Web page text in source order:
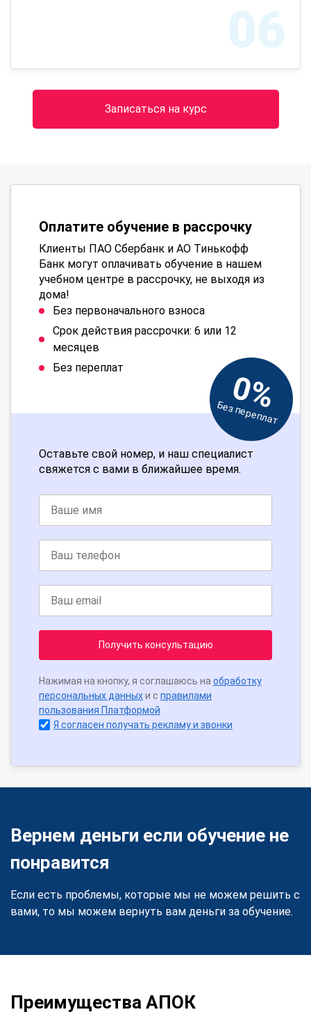
06
Записаться на курс
Оплатите обучение в рассрочку
Клиенты ПАО Сбербанк и АО Тинькофф
Банк могут оплачивать обучение в нашем
учебном центре в рассрочку, не выходя из
дома!
Без первоначального взноса
Срок действия рассрочки: 6 или 12
месяцев
Без переплат
0%
Без переплат
Оставьте свой номер, и наш специалист
свяжется с вами в ближайшее время.
Получить консультацию
Нажимая на кнопку, я соглашаюсь на обработку
персональных данныхи с правилами
пользования Платформой
Я согласен получать рекламу и звонки
Вернем деньги если обучение не
понравится
Если есть проблемы, которые мы не можем решить с
вами, то мы можем вернуть вам деньги за обучение.
Преимущества АПОК